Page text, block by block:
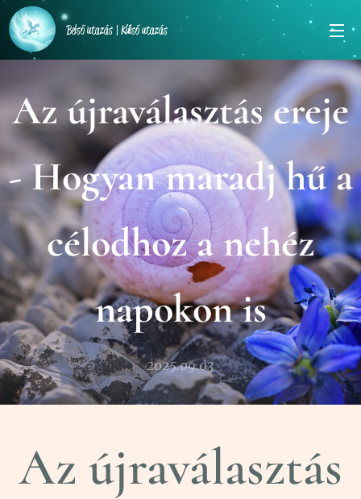
Belső utazás | Külső utazás
Az újraválasztás ereje
- Hogyan maradj hű a
célodhoz a nehéz
napokon is
2025.09.03
Az újraválasztás